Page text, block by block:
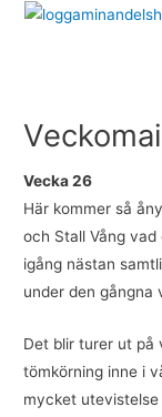
Hoppa
Vecka 26
Här kommer så
och Stall Vång
igång nästan
under den gångna
Det blir turer ut på
tömkörning inne i
mycket